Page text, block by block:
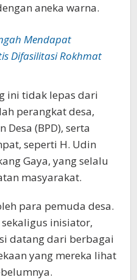
aneka warna.
Mendapat
Difasilitasi Rokhmat
ini tidak lepas dari
perangkat desa,
(BPD), serta
seperti H. Udin
Gaya, yang selalu
masyarakat.
para pemuda desa.
inisiator,
datang dari berbagai
yang mereka lihat